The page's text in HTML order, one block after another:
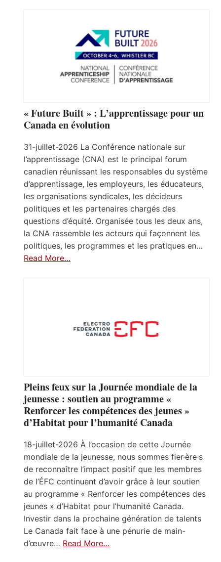
« Future Built » : L’apprentissage pour un
Canada en évolution
31-juillet-2026 La Conférence nationale sur
l’apprentissage (CNA) est le principal forum
canadien réunissant les responsables du système
d’apprentissage, les employeurs, les éducateurs,
les organisations syndicales, les décideurs
politiques et les partenaires chargés des
questions d’équité. Organisée tous les deux ans,
la CNA rassemble les acteurs qui façonnent les
politiques, les programmes et les pratiques en…
Read More…
Pleins feux sur la Journée mondiale de la
jeunesse : soutien au programme «
Renforcer les compétences des jeunes »
d’Habitat pour l’humanité Canada
18-juillet-2026 À l’occasion de cette Journée
mondiale de la jeunesse, nous sommes fier·ère·s
de reconnaître l’impact positif que les membres
de l’ÉFC continuent d’avoir grâce à leur soutien
au programme « Renforcer les compétences des
jeunes » d’Habitat pour l’humanité Canada.
Investir dans la prochaine génération de talents
Le Canada fait face à une pénurie de main-
d’œuvre… Read More…